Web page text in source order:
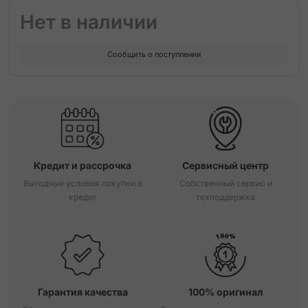
Нет в наличии
Сообщить о поступлении
Кредит и рассрочка
Выгодные условия покупки в
кредит
Сервисный центр
Собственный сервис и
техподдержка
Гарантия качества 100% оригинал